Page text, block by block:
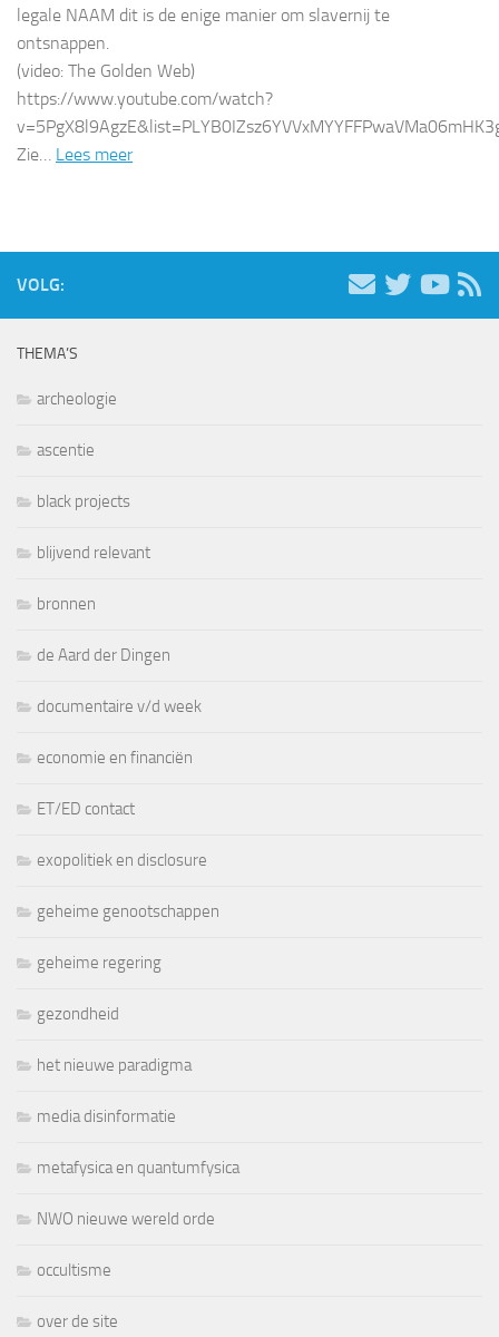
legale NAAM dit is de enige manier om slavernij te
ontsnappen.
(video: The Golden Web)
https://www.youtube.com/watch?
Zie… Lees meer
VOLG:
THEMA’S
archeologie
ascentie
black projects
blijvend relevant
bronnen
de Aard der Dingen
documentaire v/d week
economie en financiën
ET/ED contact
exopolitiek en disclosure
geheime genootschappen
geheime regering
gezondheid
het nieuwe paradigma
media disinformatie
metafysica en quantumfysica
NWO nieuwe wereld orde
occultisme
over de site